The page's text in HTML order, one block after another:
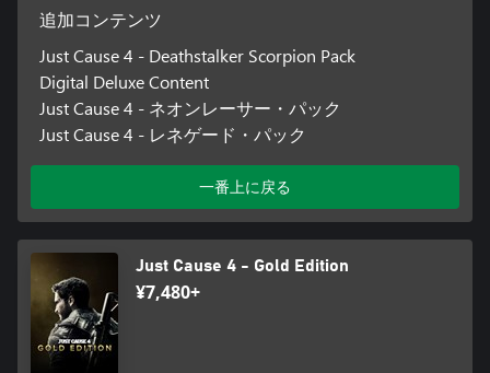
追加コンテンツ
Just Cause 4 - Deathstalker Scorpion Pack
Digital Deluxe Content
Just Cause 4 - ネオンレーサー・パック
Just Cause 4 - レネゲード・パック
一番上に戻る
Just Cause 4 - Gold Edition
¥7,480+